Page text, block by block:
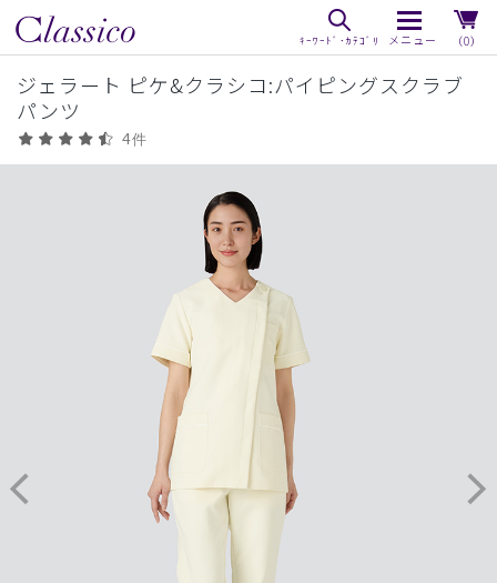
（0）
ジェラート ピケ&クラシコ:パイピングスクラブ
パンツ
4件